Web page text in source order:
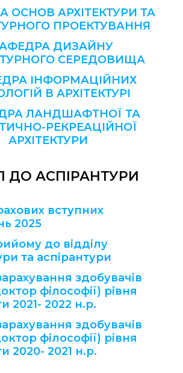
ОСНОВ АРХІТЕКТУРИ ТА
ПРОЕКТУВАННЯ
ДИЗАЙНУ
СЕРЕДОВИЩА
ІНФОРМАЦІЙНИХ
В АРХІТЕКТУРІ
ЛАНДШАФТНОЇ ТА
РЕКРЕАЦІЙНОЇ
АРХІТЕКТУРИ
ДО АСПІРАНТУРИ
вступних
2025
до відділу
та аспірантури
здобувачів
філософії) рівня
2021- 2022 н.р.
здобувачів
філософії) рівня
2020- 2021 н.р.